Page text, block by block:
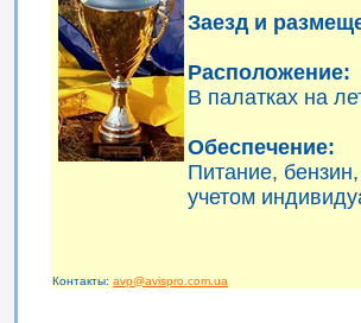
Заезд и
Расположение:
В палатках на
Обеспечение:
Питание,
учетом
Контакты: avp@avispro.com.ua